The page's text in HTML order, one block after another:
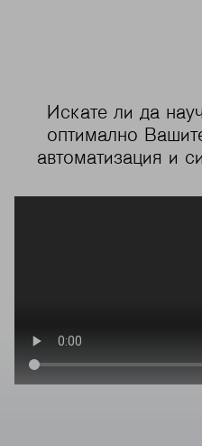
Искате ли да
оптимално
автоматизация и